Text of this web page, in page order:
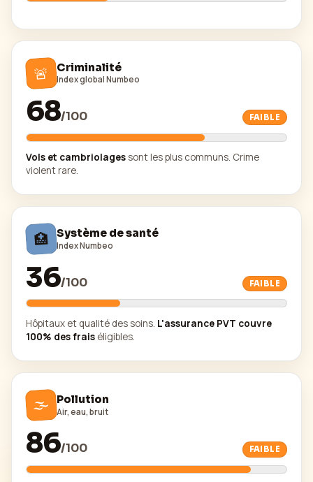
🚨 Criminalité
Index global Numbeo
68/100 FAIBLE
Vols et cambriolages sont les plus communs. Crime
violent rare.
🏥 Système de santé
Index Numbeo
36/100 FAIBLE
Hôpitaux et qualité des soins. L'assurance PVT couvre
100% des frais éligibles.
🌫️ Pollution
Air, eau, bruit
86/100 FAIBLE